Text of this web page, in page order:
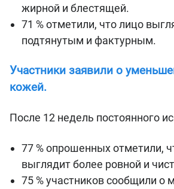
жирной и блестящей.
71 % отметили, что лицо
подтянутым и фактурным.
Участники заявили о
кожей.
После 12 недель постоянного
77 % опрошенных отметили,
выглядит более ровной и
75 % участников сообщили о